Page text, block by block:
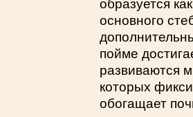
образуется
основного
пойме
развиваются
которых
обогащает